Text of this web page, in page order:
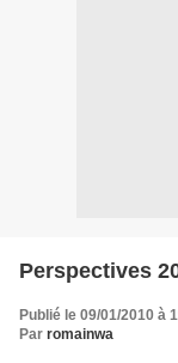
Perspectives
Publié le 09/01/2010 à
Par romainwa